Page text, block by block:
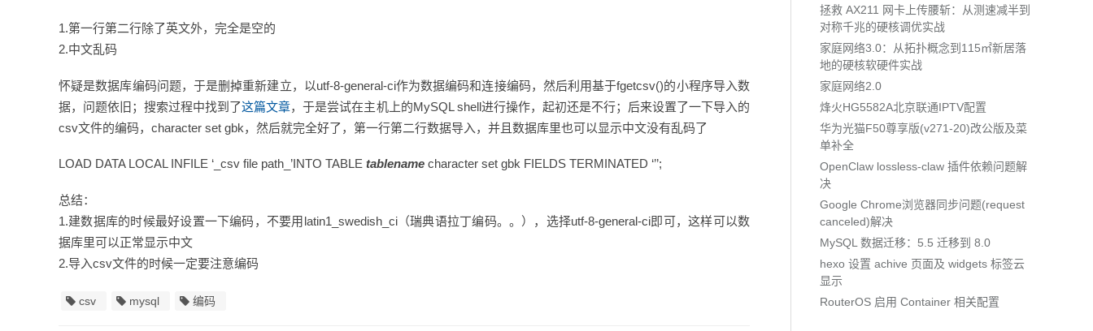
1.第一行第二行除了英文外，完全是空的
2.中文乱码
怀疑是数据库编码问题，于是删掉重新建立，以utf-8-general-ci作为数据编码和连接编码，然后利用基于fgetcsv()的小程序导入数
据，问题依旧；搜索过程中找到了这篇文章，于是尝试在主机上的MySQL shell进行操作，起初还是不行；后来设置了一下导入的
csv文件的编码，character set gbk，然后就完全好了，第一行第二行数据导入，并且数据库里也可以显示中文没有乱码了
LOAD DATA LOCAL INFILE ‘_csv file path_’INTO TABLE tablename character set gbk FIELDS TERMINATED ‘’’;
总结：
1.建数据库的时候最好设置一下编码，不要用latin1_swedish_ci（瑞典语拉丁编码。。），选择utf-8-general-ci即可，这样可以数
据库里可以正常显示中文
2.导入csv文件的时候一定要注意编码
csv mysql 编码
拯救 AX211 网卡上传腰斩：从测速减半到
对称千兆的硬核调优实战
家庭网络3.0：从拓扑概念到115㎡新居落
地的硬核软硬件实战
家庭网络2.0
烽火HG5582A北京联通IPTV配置
华为光猫F50尊享版(v271-20)改公版及菜
单补全
OpenClaw lossless-claw 插件依赖问题解
决
Google Chrome浏览器同步问题(request
canceled)解决
MySQL 数据迁移：5.5 迁移到 8.0
hexo 设置 achive 页面及 widgets 标签云
显示
RouterOS 启用 Container 相关配置